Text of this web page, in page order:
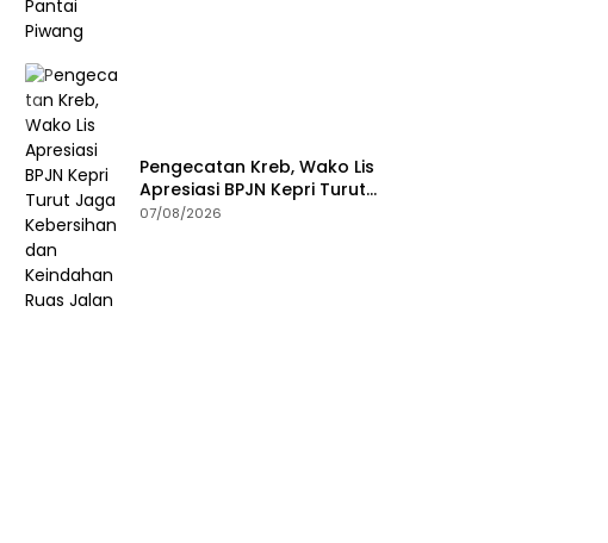
Pengecatan Kreb, Wako Lis
Apresiasi BPJN Kepri Turut
Jaga Kebersihan dan
07/08/2026